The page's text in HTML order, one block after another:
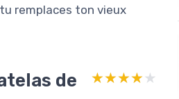
remplaces ton vieux
de
★★★★★
★★★★★